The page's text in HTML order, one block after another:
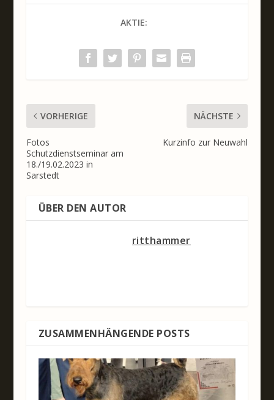
AKTIE:
VORHERIGE
Fotos
Schutzdienstseminar am
18./19.02.2023 in
Sarstedt
NÄCHSTE
Kurzinfo zur Neuwahl
ÜBER DEN AUTOR
ritthammer
ZUSAMMENHÄNGENDE POSTS